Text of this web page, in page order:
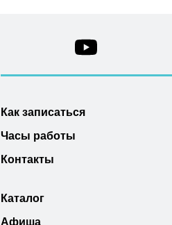
Как записаться
Часы работы
Контакты
Каталог
Афиша